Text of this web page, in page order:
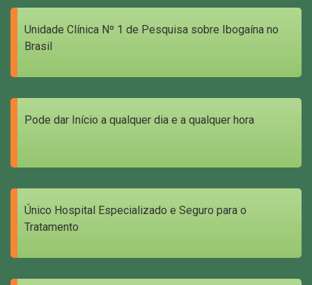
Unidade Clínica Nº 1 de Pesquisa sobre Ibogaína no
Brasil
Pode dar Início a qualquer dia e a qualquer hora
Único Hospital Especializado e Seguro para o
Tratamento